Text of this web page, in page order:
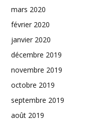
mars 2020
février 2020
janvier 2020
décembre 2019
novembre 2019
octobre 2019
septembre 2019
août 2019